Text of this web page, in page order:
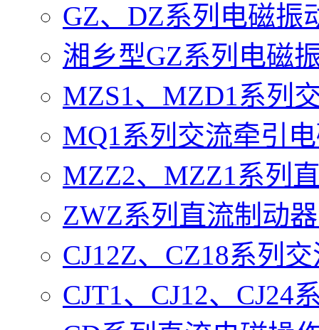
GZ、DZ系列电磁振
湘乡型GZ系列电磁
MZS1、MZD1系列
MQ1系列交流牵引
MZZ2、MZZ1系列
ZWZ系列直流制动
CJ12Z、CZ18系列
CJT1、CJ12、CJ24